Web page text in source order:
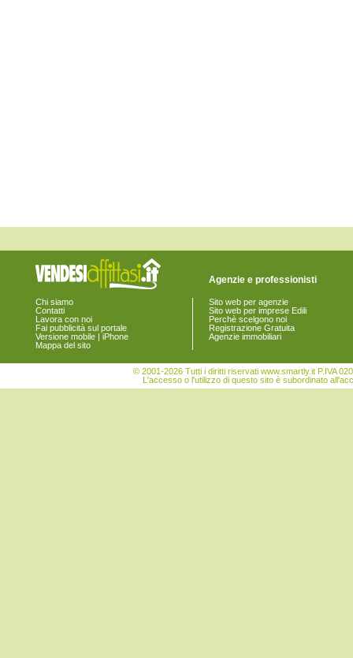
Rapagnano
Santa Vittoria in Matenano
Servigliano
Smerillo
Chi siamo
Contatti
Lavora con noi
Fai pubblicità sul portale
Versione mobile | iPhone
Mappa del sito
Agenzie e professionisti
Sito web per agenzie
Sito web per imprese Edili
Perchè scelgono noi
Registrazione Gratuita
Agenzie immobiliari
© 2001-2026 Tutti i diritti riservati www.smartly.it P.IVA
L'accesso o l'utilizzo di questo sito è subordinato